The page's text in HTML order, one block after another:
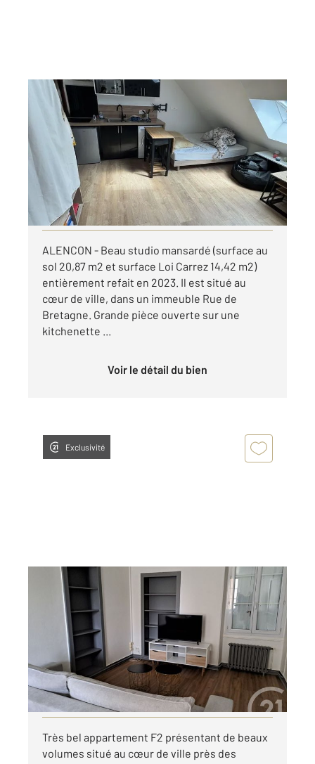
ALENCON 61
14,42 m
, 1 pièce
Ref : 3708
Appartement F1 à louer
405 €
par mois charges comprises
Visiter le site dédié
ALENCON - Beau studio mansardé (surface au
sol 20,87 m2 et surface Loi Carrez 14,42 m2)
entièrement refait en 2023. Il est situé au
cœur de ville, dans un immeuble Rue de
Bretagne. Grande pièce ouverte sur une
kitchenette ...
Voir le détail du bien
Exclusivité
ALENCON 61
46,35 m
, 2 pièces
Ref : 3671
Appartement F2 à louer
525 €
par mois charges comprises
Visiter le site dédié
Très bel appartement F2 présentant de beaux
volumes situé au cœur de ville près des